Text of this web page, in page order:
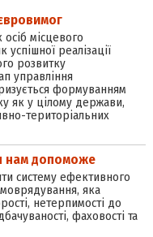
місцевого
реалізації
розвитку
управління
формуванням
як у цілому держави,
територіальних
нам допоможе
систему ефективного
яка
нетерпимості до
фаховості та